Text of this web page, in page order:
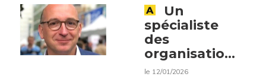
entière »,
une
interview de
Loïc Danest,
président de
Un
spécialiste
des
organisations
professionnelles
le 12/01/2026